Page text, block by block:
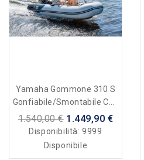
Yamaha Gommone 310 S
Gonfiabile/smontabile Con
Paiolato In Alluminio
1.540,00 € 1.449,90 €
Disponibilità:9999
Disponibile